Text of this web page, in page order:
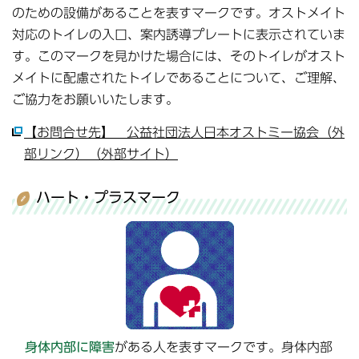
のための設備があることを表すマークです。オストメイト
対応のトイレの入口、案内誘導プレートに表示されていま
す。このマークを見かけた場合には、そのトイレがオスト
メイトに配慮されたトイレであることについて、ご理解、
ご協力をお願いいたします。
【お問合せ先】 公益社団法人日本オストミー協会（外
部リンク）（外部サイト）
ハート・プラスマーク
身体内部に障害がある人を表すマークです。身体内部